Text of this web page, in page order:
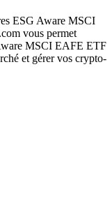
ESG Aware MSCI
vous permet
MSCI EAFE ETF
et gérer vos crypto-